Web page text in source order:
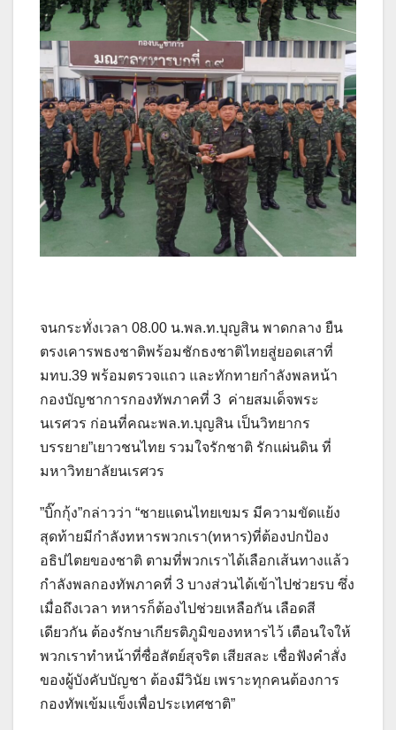
จนกระทั่งเวลา 08.00 น.พล.ท.บุญสิน พาดกลาง ยืน
ตรงเคารพธงชาติพร้อมชักธงชาติไทยสู่ยอดเสาที่
มทบ.39 พร้อมตรวจแถว และทักทายกำลังพลหน้า
กองบัญชาการกองทัพภาคที่ 3 ค่ายสมเด็จพระ
นเรศวร ก่อนที่คณะพล.ท.บุญสิน เป็นวิทยากร
บรรยาย”เยาวชนไทย รวมใจรักชาติ รักแผ่นดิน ที่
มหาวิทยาลัยนเรศวร
”บิ๊กกุ้ง”กล่าวว่า “ชายแดนไทยเขมร มีความขัดแย้ง
สุดท้ายมีกำลังทหารพวกเรา(ทหาร)ที่ต้องปกป้อง
อธิปไตยของชาติ ตามที่พวกเราได้เลือกเส้นทางแล้ว
กำลังพลกองทัพภาคที่ 3 บางส่วนได้เข้าไปช่วยรบ ซึ่ง
เมื่อถึงเวลา ทหารก็ต้องไปช่วยเหลือกัน เลือดสี
เดียวกัน ต้องรักษาเกียรติภูมิของทหารไว้ เตือนใจให้
พวกเราทำหน้าที่ซื่อสัตย์สุจริต เสียสละ เชื่อฟังคำสั่ง
ของผู้บังคับบัญชา ต้องมีวินัย เพราะทุกคนต้องการ
กองทัพเข้มแข็งเพื่อประเทศชาติ”